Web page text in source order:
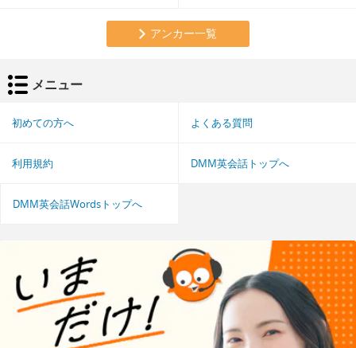
アンカー一覧
メニュー
初めての方へ よくある質問
利用規約 DMM英会話トップへ
DMM英会話Wordsトップへ